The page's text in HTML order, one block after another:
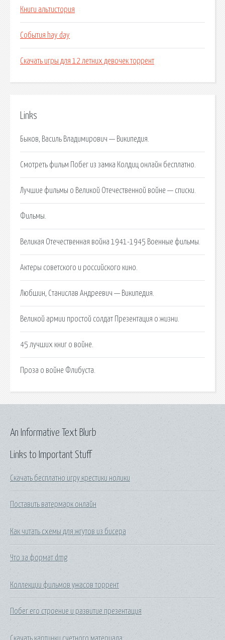
Книги альтистория
События hay day
Скачать игры для 12 летних девочек торрент
Links
Быков, Василь Владимирович — Википедия.
Смотреть фильм Побег из замка Колдиц онлайн бесплатно.
Лучшие фильмы о Великой Отечественной войне — списки.
Фильмы.
Великая Отечественная война 1941-1945 Военные фильмы.
Актеры советского и российского кино.
Любшин, Станислав Андреевич — Википедия.
Великой армии простой солдат Презентация о жизни.
45 лучших книг о войне.
Проза о войне Флибуста.
Links to Important Stuff
Скачать бесплатно игру крестики нолики
Поставить ватермарк онлайн
Как читать схемы для жгутов из бисера
Что за формат dmg
Коллекции фильмов ужасов торрент
Побег его строение и развитие презентация
Скачать картинки счетного материала
An Informative Text Blurb